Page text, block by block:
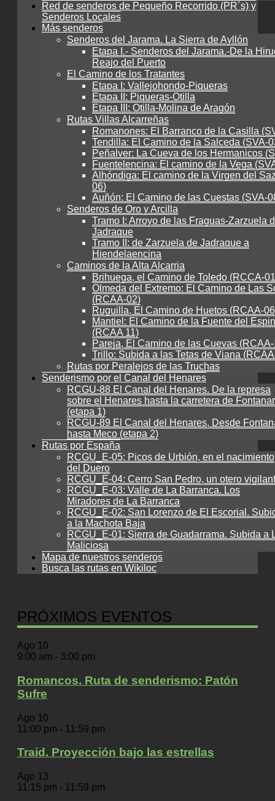
Red de senderos de Pequeño Recorrido (PR´s) y
Senderos Locales
Más senderos
Senderos del Jarama. La Sierra de Ayllón
Etapa I.- Senderos del Jarama.-De la
Reajo del Puerto
El Camino de los Tratantes
Etapa I: Vallejohondo-Piqueras
Etapa II: Piqueras-Otilla
Etapa III: Otilla-Molina de Aragón
Rutas Villas Alcarreñas
Romanones: El Barranco de la Casilla
Tendilla: El Camino de la Salceda (SVA-
Peñalver: La Cueva de los Hermanicos
Fuentelencina: El camino de la Vega
Alhóndiga: El camino de la Virgen del
06)
Auñón: El Camino de las Cuestas (SVA-
Senderos de Oro y Arcilla
Tramo I: Arroyo de las Fraguas-Zarzuela
Jadraque
Tramo II: de Zarzuela de Jadraque a
Hiendelaencina
Caminos de la Alta Alcarria
Brihuega, el Camino de Toledo (RCCA-
Olmeda del Extremo: El Camino de Las
(RCAA-02)
Ruguilla, El Camino de Huetos (RCAA-
Mantiel: El Camino de la Fuente del
(RCAA 11)
Pareja, El Camino de las Cuevas
Trillo: Subida a las Tetas de Viana
Rutas por Peralejos de las Truchas
Senderismo por el Canal del Henares
RCGU-88 El Canal del Henares. De la represa
sobre el Henares hasta la carretera de Fontanar
(etapa 1)
RCGU-89 El Canal del Henares, Desde
hasta Meco (etapa 2)
Rutas por España
RCGU_E-05: Picos de Urbión, en el nacimiento
del Duero
RCGU_E-04: Cerro San Pedro, un otero
RCGU_E-03: Valle de La Barranca. Los
Miradores de La Barranca
RCGU_E-02: San Lorenzo de El Escorial.
a la Machota Baja
RCGU_E-01: Sierra de Guadarrama. Subida a
Maliciosa
Mapa de nuestros senderos
Busca las rutas en Wikiloc
PRÓXIMOS EVENTOS
Ago 10
9:00 am - 3:00 pm
Romancos. Ruta de senderismo: Patón
Sufre
Ago 10
11:00 pm - 11:59 pm
Traid. Proyección bajo las estrellas
Ago 13
11:15 pm - 11:59 pm